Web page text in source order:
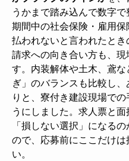
うかまで踏み込んで数字
期間中の社会保険・雇用
払われないと言われたと
請求への向き合い方も、
す。内装解体や土木、鳶
ぎ」のバランスも比較し
りと、寮付き建設現場で
うにしました。求人票と
「損しない選択」になる
ので、応募前にここだけ
い。